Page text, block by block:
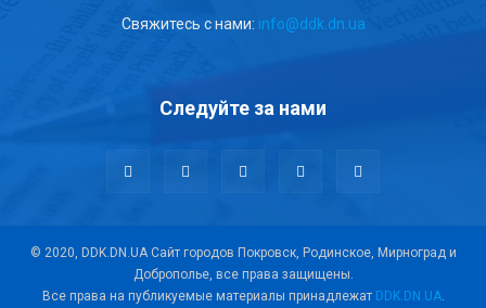
Свяжитесь с нами: info@ddk.dn.ua
Следуйте за нами
© 2020, DDK.DN.UA Сайт городов Покровск, Родинское, Мирноград и
Доброполье, все права защищены.
Все права на публикуемые материалы принадлежат DDK.DN.UA.